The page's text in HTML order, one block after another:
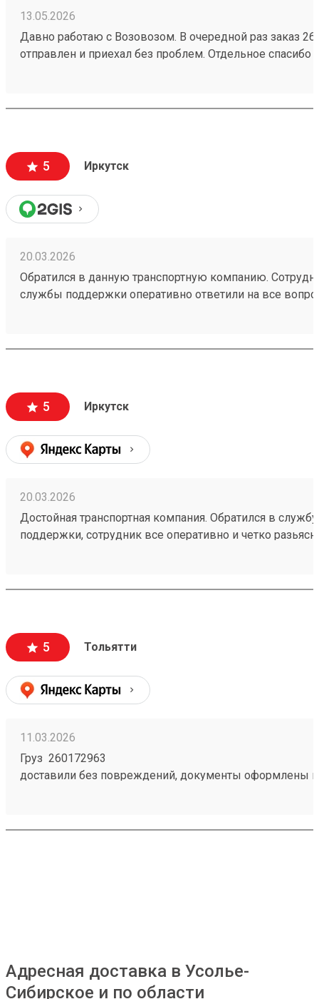
13.05.2026
Давно работаю с Возовозом. В очередной раз заказ
отправлен и приехал без проблем. Отдельное спасибо
5 Иркутск
20.03.2026
Обратился в данную транспортную компанию.
службы поддержки оперативно ответили на все
5 Иркутск
20.03.2026
Достойная транспортная компания. Обратился в службу
поддержки, сотрудник все оперативно и четко
5 Тольятти
11.03.2026
Груз 260172963
доставили без повреждений, документы оформлены
Адресная доставка в Усолье-
Сибирское и по области